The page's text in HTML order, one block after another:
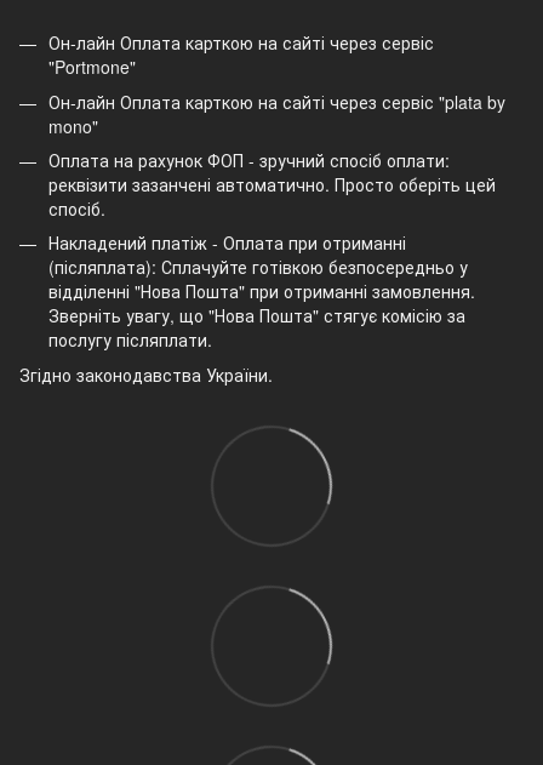
Он-лайн Оплата карткою на сайті через сервіс
"Portmone"
Он-лайн Оплата карткою на сайті через сервіс "plata by
mono"
Оплата на рахунок ФОП - зручний спосіб оплати:
реквізити зазанчені автоматично. Просто оберіть цей
спосіб.
Накладений платіж - Оплата при отриманні
(післяплата): Сплачуйте готівкою безпосередньо у
відділенні "Нова Пошта" при отриманні замовлення.
Зверніть увагу, що "Нова Пошта" стягує комісію за
послугу післяплати.
Згідно законодавства України.